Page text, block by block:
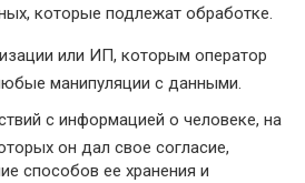
которые подлежат обработке.
или ИП, которым оператор
манипуляции с данными.
с информацией о человеке, на
он дал свое согласие,
способов ее хранения и